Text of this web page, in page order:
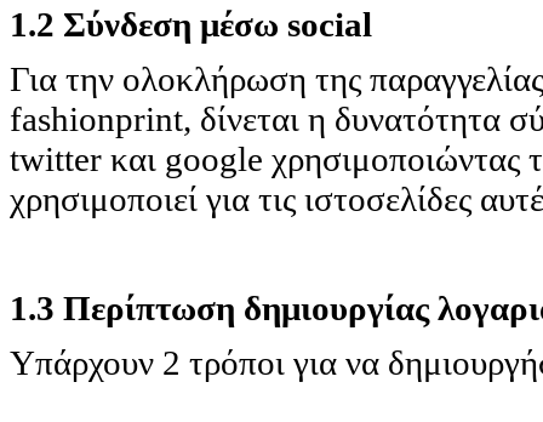
1.2 Σύνδεση μέσω social
Για την ολοκλήρωση της
fashionprint, δίνεται η δυνατότητα
twitter και google χρησιμοποιώντας
χρησιμοποιεί για τις ιστοσελίδες
1.3 Περίπτωση δημιουργίας
Υπάρχουν 2 τρόποι για να